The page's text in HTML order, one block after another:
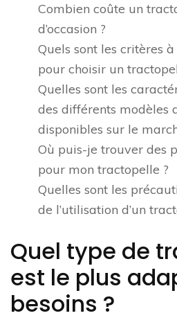
Combien coûte un
d’occasion ?
Quels sont les critères
pour choisir un
Quelles sont les
des différents modèles
disponibles sur le
Où puis-je trouver des
pour mon tractopelle ?
Quelles sont les
de l’utilisation d’un
Quel type de
est le plus
besoins ?